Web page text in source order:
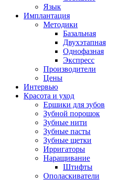
Язык
Имплантация
Методики
Базальная
Двухэтапная
Однофазная
Экспресс
Производители
Цены
Интервью
Красота и уход
Ершики для зубов
Зубной порошок
Зубные нити
Зубные пасты
Зубные щетки
Ирригаторы
Наращивание
Штифты
Ополаскиватели